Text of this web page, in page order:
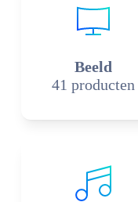
Beeld
41 producten